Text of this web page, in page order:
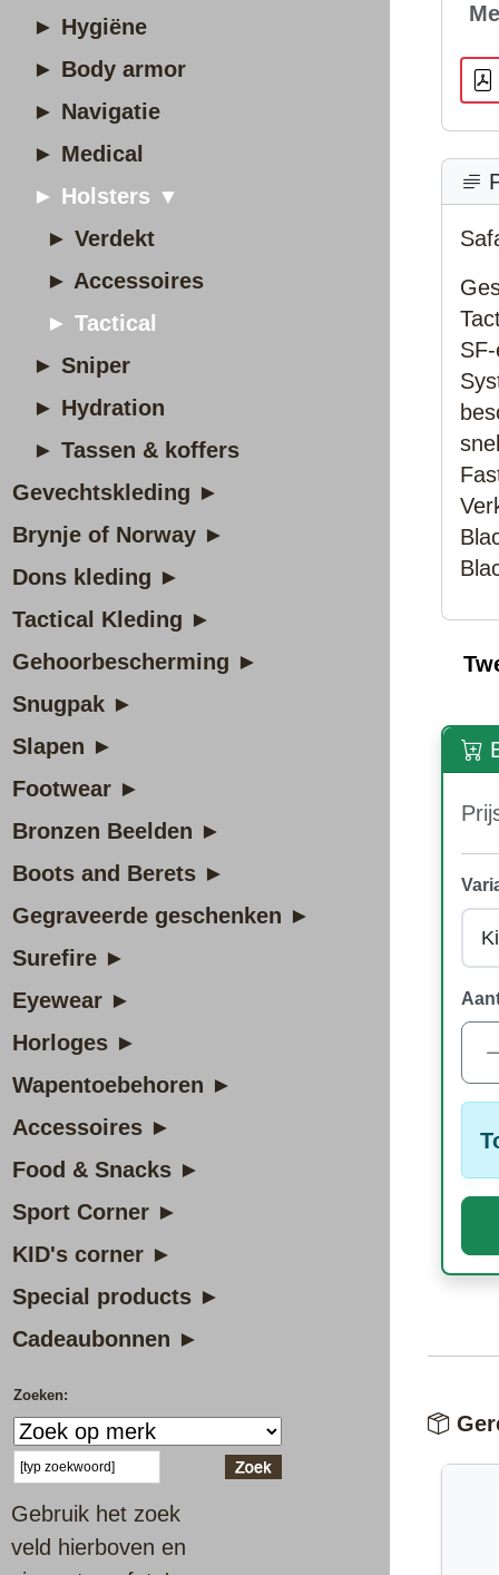
► Hygiëne
► Body armor
► Navigatie
► Medical
► Holsters ▼
► Verdekt
► Accessoires
► Tactical
► Sniper
► Hydration
► Tassen & koffers
Gevechtskleding ►
Brynje of Norway ►
Dons kleding ►
Tactical Kleding ►
Gehoorbescherming ►
Snugpak ►
Slapen ►
Footwear ►
Bronzen Beelden ►
Boots and Berets ►
Gegraveerde geschenken ►
Surefire ►
Eyewear ►
Horloges ►
Wapentoebehoren ►
Accessoires ►
Food & Snacks ►
Sport Corner ►
KID's corner ►
Special products ►
Cadeaubonnen ►
Zoeken:
Gebruik het zoek
veld hierboven en